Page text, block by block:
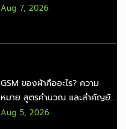
Aug 7, 2026
GSM ของผ้าคืออะไร? ความ
หมาย สูตรคำนวณ และสำคัญยัง
ไงตอนเลือกซื้อผ้า
Aug 5, 2026